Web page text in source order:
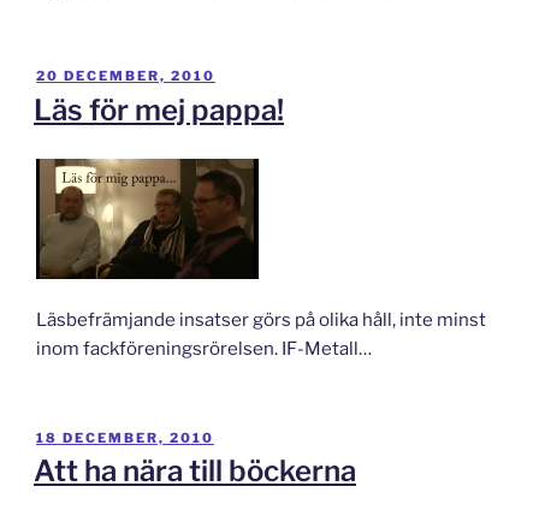
PUBLICERAT
20 DECEMBER, 2010
Läs för mej pappa!
Läsbefrämjande insatser görs på olika håll, inte minst
inom fackföreningsrörelsen. IF-Metall…
PUBLICERAT
18 DECEMBER, 2010
Att ha nära till böckerna